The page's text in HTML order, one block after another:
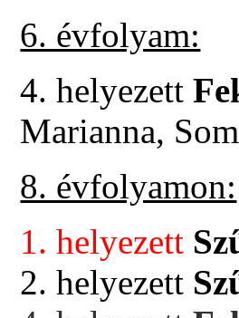
6. évfolyam:
4. helyezett
Marianna,
8. évfolyamon:
1. helyezett
2. helyezett